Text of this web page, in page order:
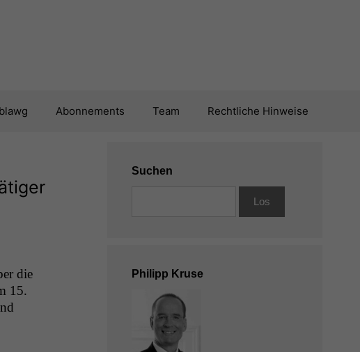
Abonnements Team Rechtliche Hinweise
die
15.
Suchen
Philipp Kruse